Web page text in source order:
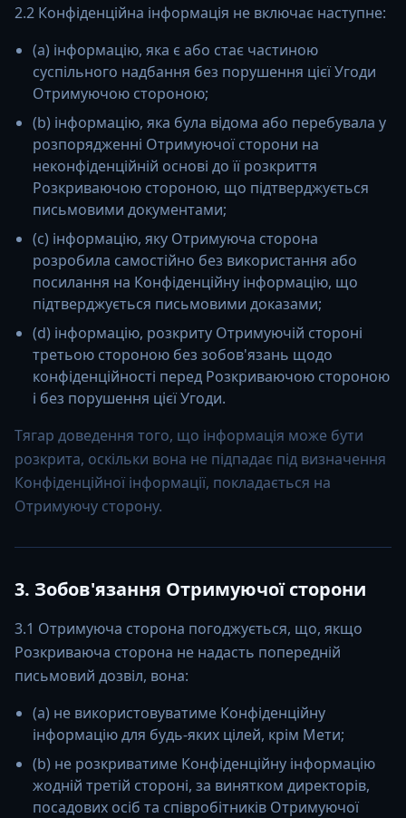
2.2 Конфіденційна інформація не включає наступне:
(a) інформацію, яка є або стає частиною
суспільного надбання без порушення цієї Угоди
Отримуючою стороною;
(b) інформацію, яка була відома або перебувала у
розпорядженні Отримуючої сторони на
неконфіденційній основі до її розкриття
Розкриваючою стороною, що підтверджується
письмовими документами;
(c) інформацію, яку Отримуюча сторона
розробила самостійно без використання або
посилання на Конфіденційну інформацію, що
підтверджується письмовими доказами;
(d) інформацію, розкриту Отримуючій стороні
третьою стороною без зобов'язань щодо
конфіденційності перед Розкриваючою стороною
і без порушення цієї Угоди.
Тягар доведення того, що інформація може бути
розкрита, оскільки вона не підпадає під визначення
Конфіденційної інформації, покладається на
Отримуючу сторону.
3. Зобов'язання Отримуючої сторони
3.1 Отримуюча сторона погоджується, що, якщо
Розкриваюча сторона не надасть попередній
письмовий дозвіл, вона:
(a) не використовуватиме Конфіденційну
інформацію для будь-яких цілей, крім Мети;
(b) не розкриватиме Конфіденційну інформацію
жодній третій стороні, за винятком директорів,
посадових осіб та співробітників Отримуючої